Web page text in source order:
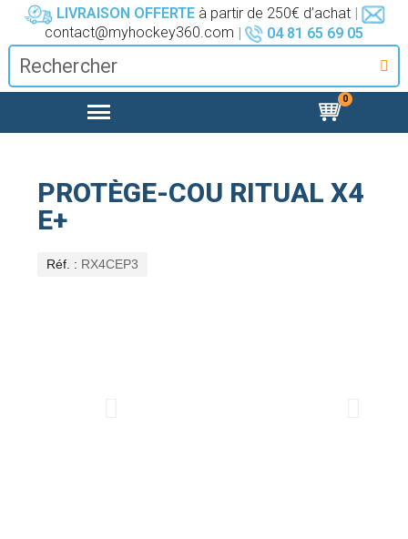
LIVRAISON OFFERTEà partir de 250€ d’achat
contact@myhockey360.com | 04 81 65 69 05
PROTÈGE-COU RITUAL X4
E+
Réf. RX4CEP3